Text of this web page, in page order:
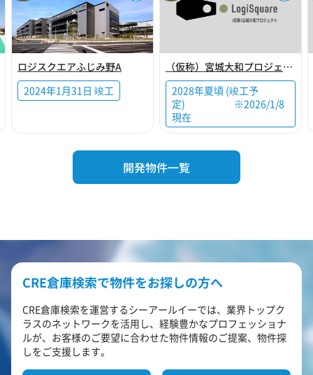
ロジスクエアふじみ野A
2024年1月31日 竣工
（仮称）宮城大和プロジェクト
2028年夏頃 (竣工予
定) ※2026/1/8
現在
開発物件一覧
CRE倉庫検索で物件をお探しの方へ
CRE倉庫検索を運営するシーアールイーでは、業界トップク
ラスのネットワークを活用し、経験豊かなプロフェッショナ
ルが、お客様のご要望に合わせた物件情報のご提案、物件探
しをご支援します。